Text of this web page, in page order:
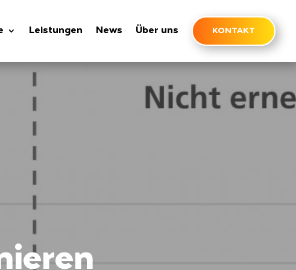
Leistungen News Über uns KONTAKT